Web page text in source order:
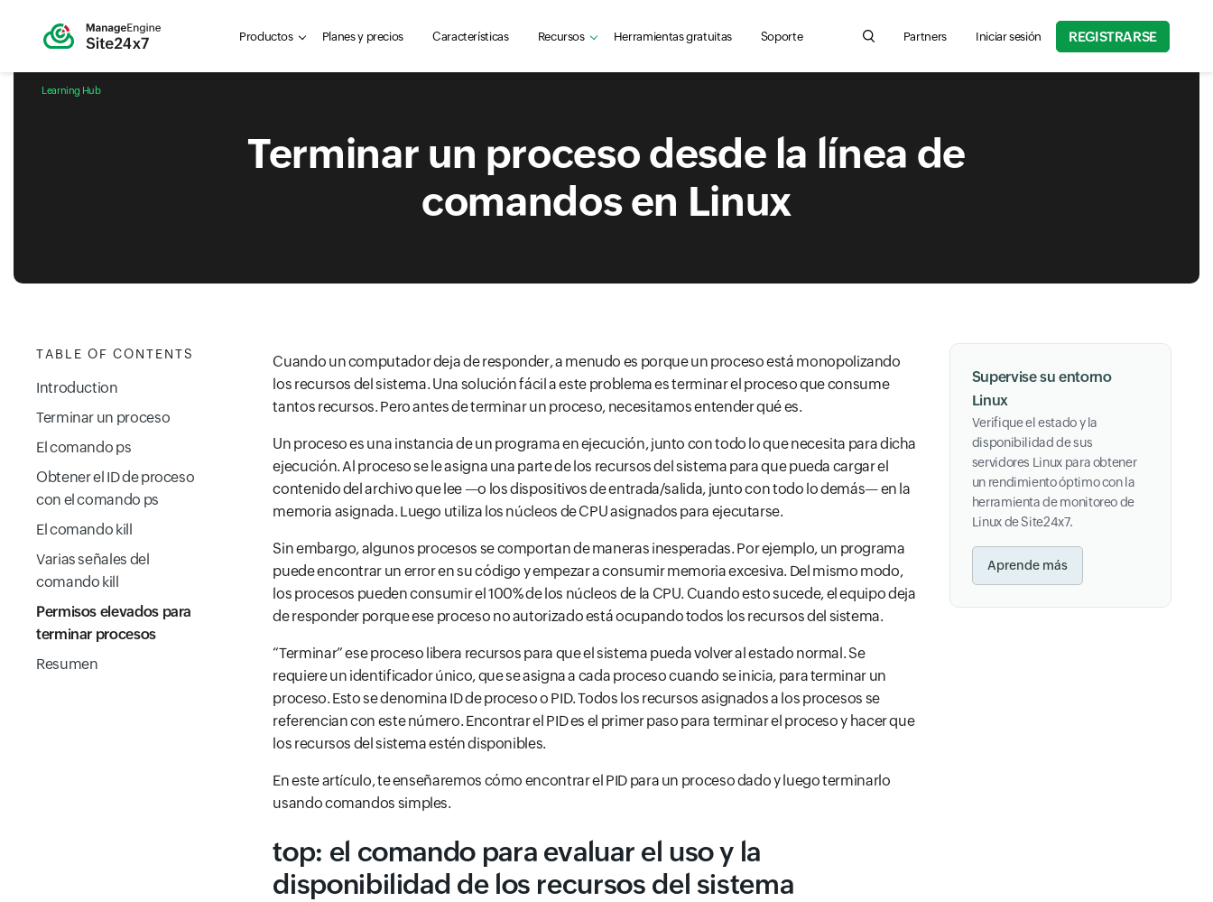
Productos Planes y precios Características Recursos Herramientas gratuitas Soporte Search for product information, help articles, and
Partners Iniciar sesión REGISTRARSE
Learning Hub
Terminar un proceso desde la línea de
comandos en Linux
TABLE OF CONTENTS
Introduction
Terminar un proceso
El comando ps
Obtener el ID de proceso
con el comando ps
El comando kill
Varias señales del
comando kill
Permisos elevados para
terminar procesos
Resumen
Cuando un computador deja de responder, a menudo es porque un proceso está monopolizando
los recursos del sistema. Una solución fácil a este problema es terminar el proceso que consume
tantos recursos. Pero antes de terminar un proceso, necesitamos entender qué es.
Un proceso es una instancia de un programa en ejecución, junto con todo lo que necesita para dicha
ejecución. Al proceso se le asigna una parte de los recursos del sistema para que pueda cargar el
contenido del archivo que lee —o los dispositivos de entrada/salida, junto con todo lo demás— en la
memoria asignada. Luego utiliza los núcleos de CPU asignados para ejecutarse.
Sin embargo, algunos procesos se comportan de maneras inesperadas. Por ejemplo, un programa
puede encontrar un error en su código y empezar a consumir memoria excesiva. Del mismo modo,
los procesos pueden consumir el 100% de los núcleos de la CPU. Cuando esto sucede, el equipo deja
de responder porque ese proceso no autorizado está ocupando todos los recursos del sistema.
“Terminar” ese proceso libera recursos para que el sistema pueda volver al estado normal. Se
requiere un identificador único, que se asigna a cada proceso cuando se inicia, para terminar un
proceso. Esto se denomina ID de proceso o PID. Todos los recursos asignados a los procesos se
referencian con este número. Encontrar el PID es el primer paso para terminar el proceso y hacer que
los recursos del sistema estén disponibles.
En este artículo, te enseñaremos cómo encontrar el PID para un proceso dado y luego terminarlo
usando comandos simples.
top: el comando para evaluar el uso y la
disponibilidad de los recursos del sistema
Supervise su entorno
Linux
Verifique el estado y la
disponibilidad de sus
servidores Linux para obtener
un rendimiento óptimo con la
herramienta de monitoreo de
Linux de Site24x7.
Aprende más